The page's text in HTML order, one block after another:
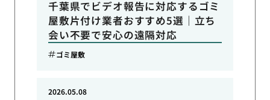
千葉県でビデオ報告に対応するゴミ
屋敷片付け業者おすすめ5選｜立ち
会い不要で安心の遠隔対応
ゴミ屋敷
2026.05.08